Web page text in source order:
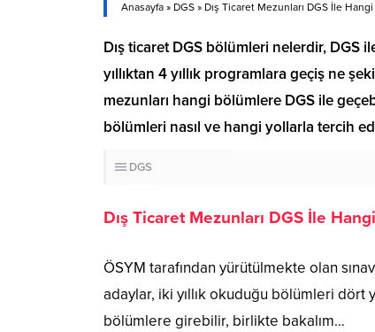
Anasayfa » DGS » Dış Ticaret Mezunları DGS İle
Dış ticaret DGS bölümleri nelerdir, DGS
yıllıktan 4 yıllık programlara geçiş ne
mezunları hangi bölümlere DGS ile
bölümleri nasıl ve hangi yollarla tercih
DGS
Dış Ticaret Mezunları DGS İle
ÖSYM tarafından yürütülmekte olan
adaylar, iki yıllık okuduğu bölümleri dört
bölümlere girebilir, birlikte bakalım…